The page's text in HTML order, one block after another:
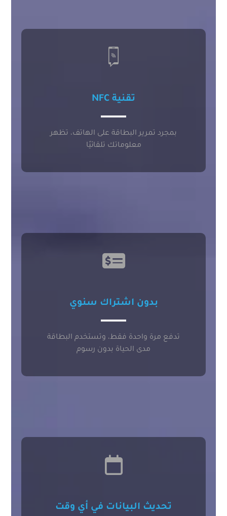
تقنية NFC
بمجرد تمرير البطاقة على الهاتف، تظهر
معلوماتك تلقائيًا
بدون اشتراك سنوي
تدفع مرة واحدة فقط، وتستخدم البطاقة
مدى الحياة بدون رسوم
تحديث البيانات في أي وقت